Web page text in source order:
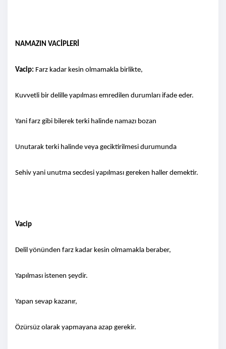
NAMAZIN VACİPLERİ
Vacip: Farz kadar kesin olmamakla birlikte,
Kuvvetli bir delille yapılması emredilen durumları ifade eder.
Yani farz gibi bilerek terki halinde namazı bozan
Unutarak terki halinde veya geciktirilmesi durumunda
Sehiv yani unutma secdesi yapılması gereken haller demektir.
Vacip
Delil yönünden farz kadar kesin olmamakla beraber,
Yapılması istenen şeydir.
Yapan sevap kazanır,
Özürsüz olarak yapmayana azap gerekir.